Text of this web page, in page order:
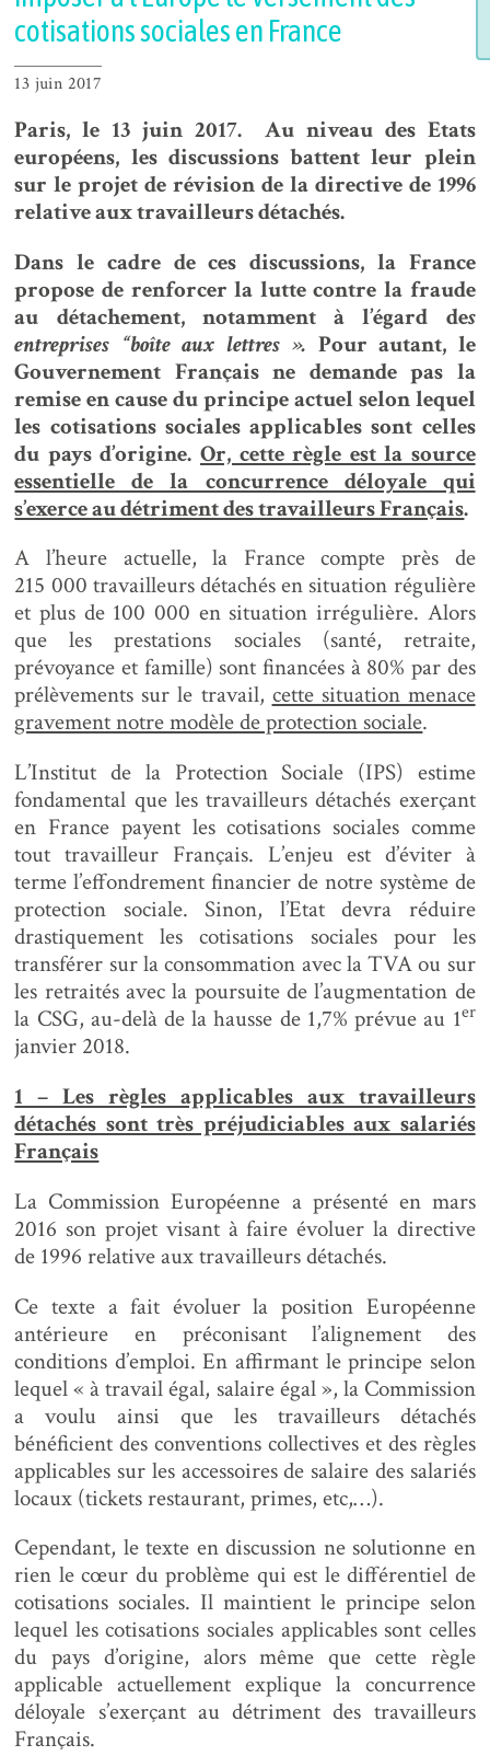
cotisations sociales en France
13 juin 2017
Paris, le 13 juin 2017. Au niveau des Etats
européens, les discussions battent leur plein
sur le projet de révision de la directive de 1996
relative aux travailleurs détachés.
Dans le cadre de ces discussions, la France
propose de renforcer la lutte contre la fraude
au détachement, notamment à l’égard des
entreprises “boîte aux lettres ». Pour autant, le
Gouvernement Français ne demande pas la
remise en cause du principe actuel selon lequel
les cotisations sociales applicables sont celles
du pays d’origine. Or, cette règle est la source
essentielle de la concurrence déloyale qui
s’exerce au détriment des travailleurs Français.
A l’heure actuelle, la France compte près de
215 000 travailleurs détachés en situation régulière
et plus de 100 000 en situation irrégulière. Alors
que les prestations sociales (santé, retraite,
prévoyance et famille) sont financées à 80% par des
prélèvements sur le travail, cette situation menace
gravement notre modèle de protection sociale.
L’Institut de la Protection Sociale (IPS) estime
fondamental que les travailleurs détachés exerçant
en France payent les cotisations sociales comme
tout travailleur Français. L’enjeu est d’éviter à
terme l’effondrement financier de notre système de
protection sociale. Sinon, l’Etat devra réduire
drastiquement les cotisations sociales pour les
transférer sur la consommation avec la TVA ou sur
les retraités avec la poursuite de l’augmentation de
la CSG, au-delà de la hausse de 1,7% prévue au 1er
janvier 2018.
1 – Les règles applicables aux travailleurs
détachés sont très préjudiciables aux salariés
Français
La Commission Européenne a présenté en mars
2016 son projet visant à faire évoluer la directive
de 1996 relative aux travailleurs détachés.
Ce texte a fait évoluer la position Européenne
antérieure en préconisant l’alignement des
conditions d’emploi. En affirmant le principe selon
lequel « à travail égal, salaire égal », la Commission
a voulu ainsi que les travailleurs détachés
bénéficient des conventions collectives et des règles
applicables sur les accessoires de salaire des salariés
locaux (tickets restaurant, primes, etc,…).
Cependant, le texte en discussion ne solutionne en
rien le cœur du problème qui est le différentiel de
cotisations sociales. Il maintient le principe selon
lequel les cotisations sociales applicables sont celles
du pays d’origine, alors même que cette règle
applicable actuellement explique la concurrence
déloyale s’exerçant au détriment des travailleurs
Français.